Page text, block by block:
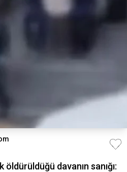
öldürüldüğü davanın sanığı: